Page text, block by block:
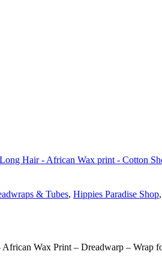
& Tubes, Hippies Paradise Shop,
Wax Print – Dreadwarp –